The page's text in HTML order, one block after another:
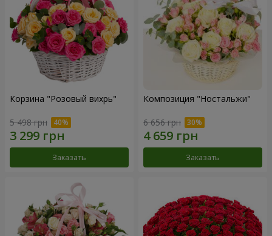
Корзина "Розовый вихрь"
5 498 грн
Заказать
Композиция "Ностальжи"
6 656 грн
Заказать